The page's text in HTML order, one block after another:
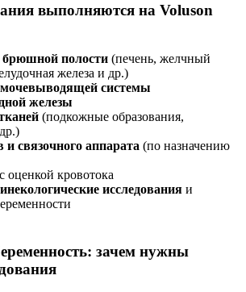
выполняются на Voluson
полости (печень, желчный
железа и др.)
системы
железы
(подкожные образования,
и связочного аппарата (по назначению
с оценкой кровотока
исследования и
зачем нужны